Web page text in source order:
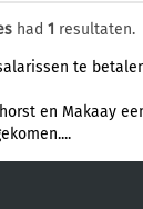
had 1 resultaten.
te
en Makaay